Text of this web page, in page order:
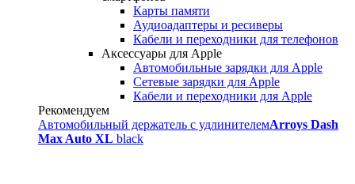
Карты памяти
Аудиоадаптеры и ресиверы
Кабели и переходники для телефонов
Аксессуары для Apple
Автомобильные зарядки для Apple
Сетевые зарядки для Apple
Кабели и переходники для Apple
Рекомендуем
Автомобильный держатель с удлинителемArroys Dash
Max Auto XL black